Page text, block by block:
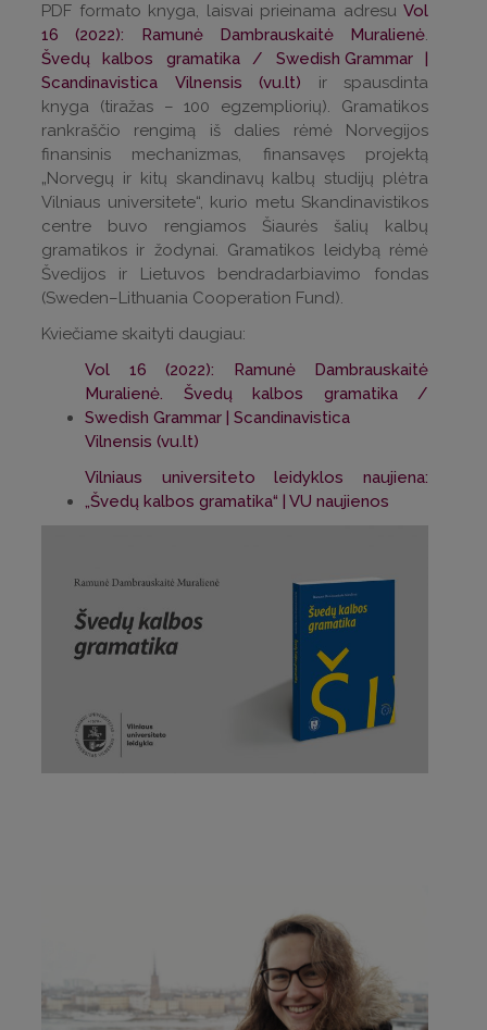
PDF formato knyga, laisvai prieinama adresu Vol
16
(2022): Ramunė Dambrauskaitė Muralienė.
Švedų
kalbos gramatika / Swedish Grammar
|
Scandinavistica
Vilnensis (vu.lt) ir spausdinta
knyga (tiražas – 100 egzempliorių). Gramatikos
rankraščio rengimą iš dalies rėmė Norvegijos
finansinis mechanizmas, finansavęs projektą
„Norvegų ir kitų skandinavų kalbų studijų plėtra
Vilniaus universitete“, kurio metu Skandinavistikos
centre buvo rengiamos Šiaurės šalių kalbų
gramatikos ir žodynai. Gramatikos leidybą rėmė
Švedijos ir Lietuvos bendradarbiavimo fondas
(Sweden–Lithuania Cooperation Fund).
Kviečiame skaityti daugiau:
Vol 16 (2022): Ramunė Dambrauskaitė
Muralienė. Švedų kalbos gramatika /
Swedish Grammar | Scandinavistica
Vilnensis (vu.lt)
Vilniaus universiteto leidyklos naujiena:
„Švedų kalbos gramatika“ | VU naujienos